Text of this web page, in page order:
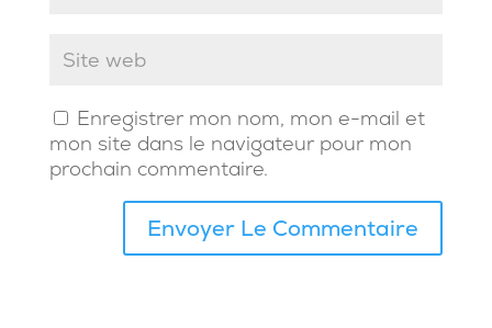
Enregistrer mon nom, mon e-mail et
mon site dans le navigateur pour mon
prochain commentaire.